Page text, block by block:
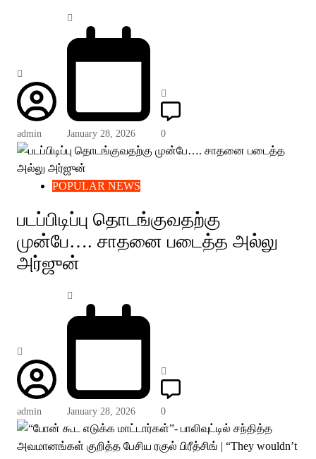
admin January 28, 2026 0
POPULAR NEWS
படப்பிடிப்பு தொடங்குவதற்கு
முன்பே…. சாதனை படைத்த அல்லு
அர்ஜுன்
admin January 28, 2026 0